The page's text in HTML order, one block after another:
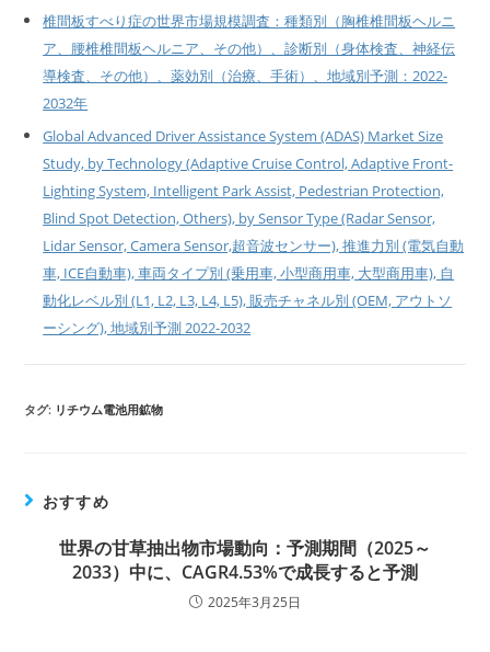
椎間板すべり症の世界市場規模調査：種類別（胸椎椎間板ヘルニ
ア、腰椎椎間板ヘルニア、その他）、診断別（身体検査、神経伝
導検査、その他）、薬効別（治療、手術）、地域別予測：2022-
2032年
Global Advanced Driver Assistance System (ADAS) Market Size
Study, by Technology (Adaptive Cruise Control, Adaptive Front-
Lighting System, Intelligent Park Assist, Pedestrian Protection,
Blind Spot Detection, Others), by Sensor Type (Radar Sensor,
Lidar Sensor, Camera Sensor,超音波センサー), 推進力別 (電気自動
車, ICE自動車), 車両タイプ別 (乗用車, 小型商用車, 大型商用車), 自
動化レベル別 (L1, L2, L3, L4, L5), 販売チャネル別 (OEM, アウトソ
ーシング), 地域別予測 2022-2032
タグ: リチウム電池用鉱物
おすすめ
世界の甘草抽出物市場動向：予測期間（2025～
2033）中に、CAGR4.53%で成長すると予測
2025年3月25日